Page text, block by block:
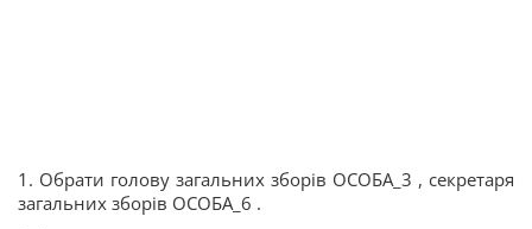
1. Обрати голову загальних зборів ОСОБА_3 , секретаря
загальних зборів ОСОБА_6 .